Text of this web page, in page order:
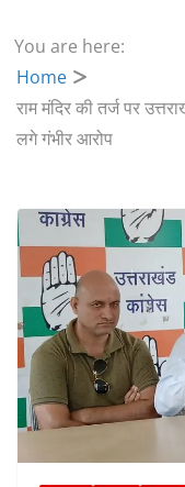
You are here:
Home
राम मंदिर की तर्ज पर
लगे गंभीर आरोप